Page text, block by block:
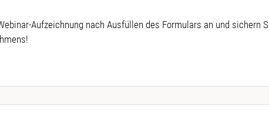
Aufzeichnung nach Ausfüllen des Formulars an und sichern